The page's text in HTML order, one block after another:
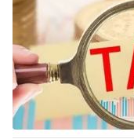
Thế giới
Tin tức
Thế giới đó đây
Câu chuyện quốc tế
Kinh tế
Tài chính
Thị trường
Dữ liệu và đời